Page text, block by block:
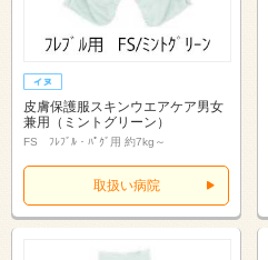
皮膚保護服スキンウエアケア男女
兼用（ミントグリーン）
FS ﾌﾚﾌﾞﾙ・ﾊﾟｸﾞ用 約7kg～
取扱い病院